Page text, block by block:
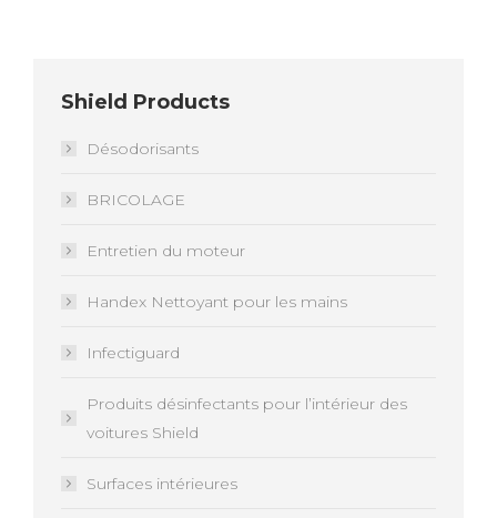
Shield Products
Désodorisants
BRICOLAGE
Entretien du moteur
Handex Nettoyant pour les mains
Infectiguard
Produits désinfectants pour l’intérieur des
voitures Shield
Surfaces intérieures